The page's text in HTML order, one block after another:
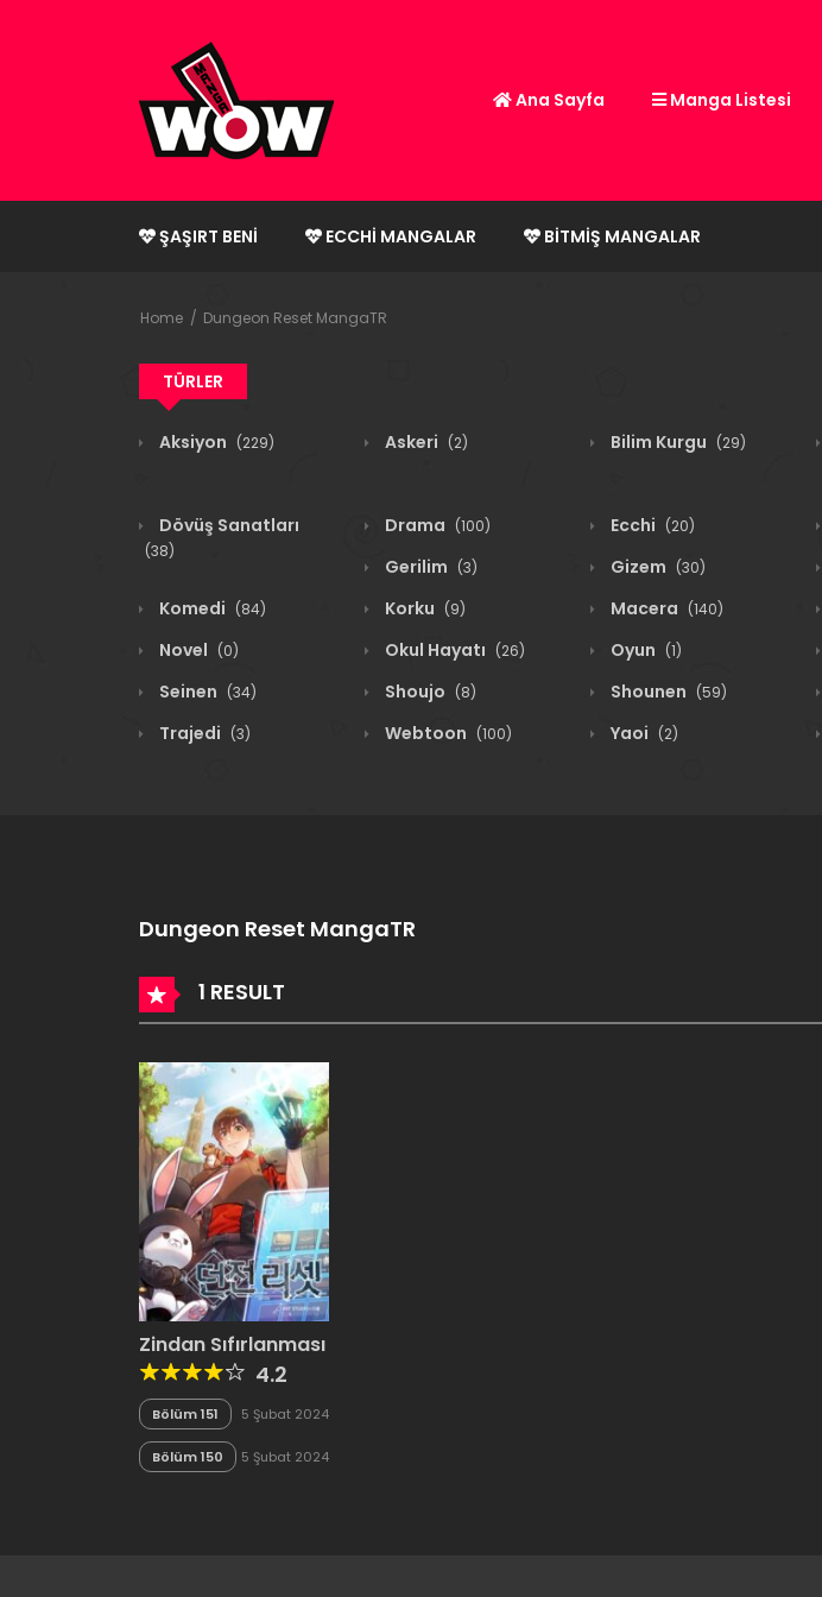
Ana Sayfa Manga Listesi
ŞAŞIRT BENI ECCHI MANGALAR BITMIŞ MANGALAR
Home Dungeon Reset MangaTR
TÜRLER
Aksiyon (229) Askeri (2) Bilim Kurgu (29)
Dövüş Sanatları
(38)
Drama (100) Ecchi (20)
Gerilim (3) Gizem (30)
Komedi (84) Korku (9) Macera (140)
Novel (0) Okul Hayatı (26) Oyun (1)
Seinen (34) Shoujo (8) Shounen (59)
Trajedi (3) Webtoon (100) Yaoi (2)
Dungeon Reset MangaTR
1 RESULT
Zindan Sıfırlanması
4.2
Bölüm 151 5 Şubat 2024
Bölüm 150 5 Şubat 2024